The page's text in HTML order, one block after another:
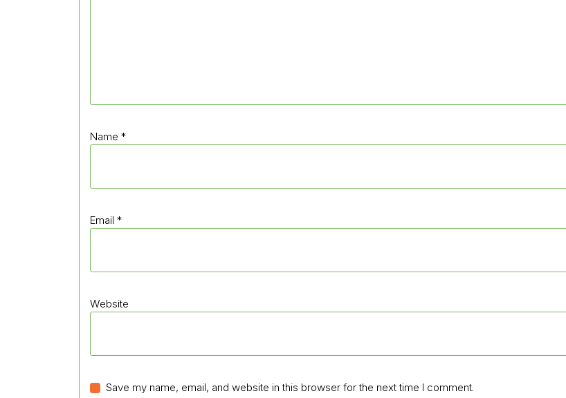
Name *
Email *
Website
Save my name, email, and website in this browser for the next time I comment.